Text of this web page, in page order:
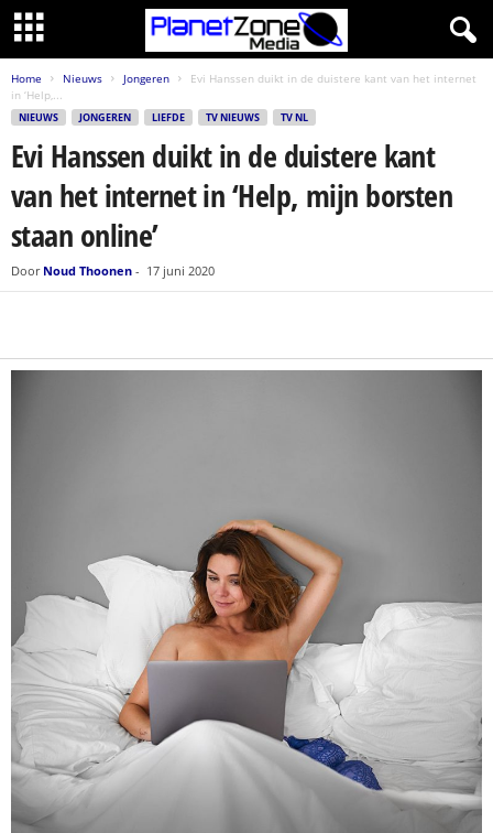
Home Nieuws Jongeren
Evi Hanssen duikt in de duistere kant van het internet
in ‘Help,...
NIEUWS JONGEREN LIEFDE TV NIEUWS TV NL
Evi Hanssen duikt in de duistere kant
van het internet in ‘Help, mijn borsten
staan online’
Door Noud Thoonen - 17 juni 2020